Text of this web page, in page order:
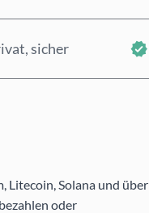
sicher
Litecoin, Solana und über
oder